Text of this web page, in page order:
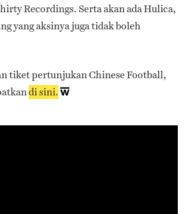
Recordings. Serta akan ada Hulica,
yang aksinya juga tidak boleh
tiket pertunjukan Chinese Football,
di sini.